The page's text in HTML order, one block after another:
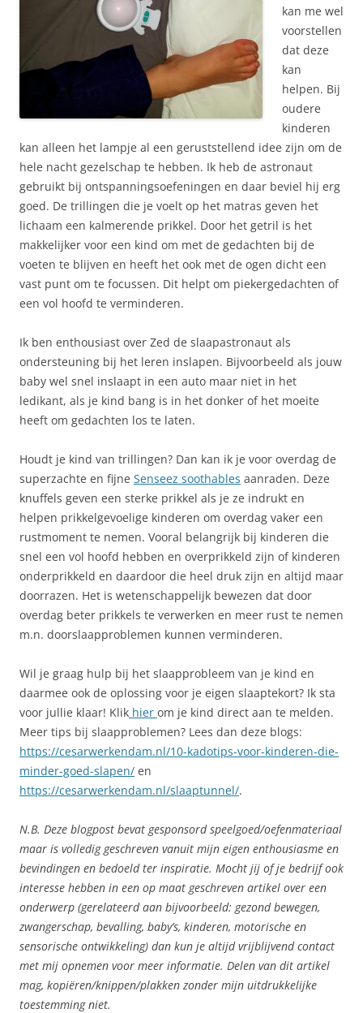
kan me wel
voorstellen
dat deze
kan
helpen. Bij
oudere
kinderen
kan alleen het lampje al een geruststellend idee zijn om de
hele nacht gezelschap te hebben. Ik heb de astronaut
gebruikt bij ontspanningsoefeningen en daar beviel hij erg
goed. De trillingen die je voelt op het matras geven het
lichaam een kalmerende prikkel. Door het getril is het
makkelijker voor een kind om met de gedachten bij de
voeten te blijven en heeft het ook met de ogen dicht een
vast punt om te focussen. Dit helpt om piekergedachten of
een vol hoofd te verminderen.
Ik ben enthousiast over Zed de slaapastronaut als
ondersteuning bij het leren inslapen. Bijvoorbeeld als jouw
baby wel snel inslaapt in een auto maar niet in het
ledikant, als je kind bang is in het donker of het moeite
heeft om gedachten los te laten.
Houdt je kind van trillingen? Dan kan ik je voor overdag de
superzachte en fijne Senseez soothables aanraden. Deze
knuffels geven een sterke prikkel als je ze indrukt en
helpen prikkelgevoelige kinderen om overdag vaker een
rustmoment te nemen. Vooral belangrijk bij kinderen die
snel een vol hoofd hebben en overprikkeld zijn of kinderen
onderprikkeld en daardoor die heel druk zijn en altijd maar
doorrazen. Het is wetenschappelijk bewezen dat door
overdag beter prikkels te verwerken en meer rust te nemen
m.n. doorslaapproblemen kunnen verminderen.
Wil je graag hulp bij het slaapprobleem van je kind en
daarmee ook de oplossing voor je eigen slaaptekort? Ik sta
voor jullie klaar! Klik hier om je kind direct aan te melden.
Meer tips bij slaapproblemen? Lees dan deze blogs:
https://cesarwerkendam.nl/10-kadotips-voor-kinderen-die-
minder-goed-slapen/ en
https://cesarwerkendam.nl/slaaptunnel/.
N.B. Deze blogpost bevat gesponsord speelgoed/oefenmateriaal
maar is volledig geschreven vanuit mijn eigen enthousiasme en
bevindingen en bedoeld ter inspiratie. Mocht jij of je bedrijf ook
interesse hebben in een op maat geschreven artikel over een
onderwerp (gerelateerd aan bijvoorbeeld: gezond bewegen,
zwangerschap, bevalling, baby’s, kinderen, motorische en
sensorische ontwikkeling) dan kun je altijd vrijblijvend contact
met mij opnemen voor meer informatie. Delen van dit artikel
mag, kopiëren/knippen/plakken zonder mijn uitdrukkelijke
toestemming niet.